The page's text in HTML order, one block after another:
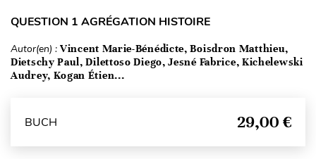
QUESTION 1 AGRÉGATION HISTOIRE
Autor(en) : Vincent Marie-Bénédicte, Boisdron Matthieu,
Dietschy Paul, Dilettoso Diego, Jesné Fabrice, Kichelewski
Audrey, Kogan Étien...
BUCH 29,00 €